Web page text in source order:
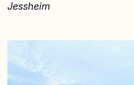
Jessheim